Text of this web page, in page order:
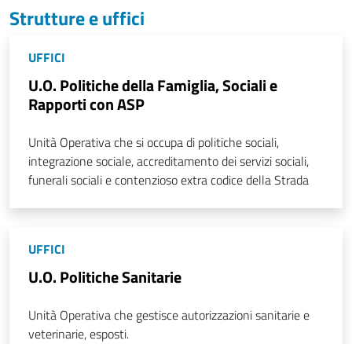
Strutture e uffici
UFFICI
U.O. Politiche della Famiglia, Sociali e
Rapporti con ASP
Unità Operativa che si occupa di politiche sociali,
integrazione sociale, accreditamento dei servizi sociali,
funerali sociali e contenzioso extra codice della Strada
UFFICI
U.O. Politiche Sanitarie
Unità Operativa che gestisce autorizzazioni sanitarie e
veterinarie, esposti.